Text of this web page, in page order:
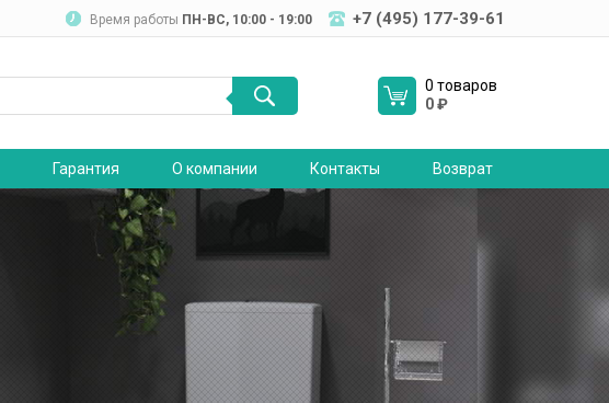
Время работы ПН-ВC, 10:00 - 19:00 +7 (495) 177-39-61
0 товаров
0₽
Гарантия О компании Контакты Возврат